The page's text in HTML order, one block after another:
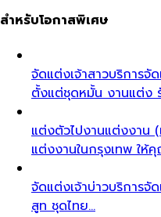
สำหรับโอกาสพิเศษ
จัดแต่งเจ้าสาวบริการจั
ตั้งแต่ชุดหมั้น งานแต่ง
แต่งตัวไปงานแต่งงาน
แต่งงานในกรุงเทพ ให้
จัดแต่งเจ้าบ่าวบริการจั
สูท ชุดไทย…